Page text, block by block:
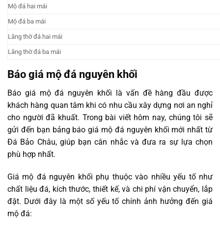
Mộ đá hai mái
Mộ đá ba mái
Lăng thờ đá hai mái
Lăng thờ đá ba mái
Báo giá mộ đá nguyên khối
Báo giá mộ đá nguyên khối là vấn đề hàng đầu được
khách hàng quan tâm khi có nhu cầu xây dựng nơi an nghỉ
cho người đã khuất. Trong bài viết hôm nay, chúng tôi sẽ
gửi đến bạn bảng báo giá mộ đá nguyên khối mới nhất từ
Đá Bảo Châu, giúp bạn cân nhắc và đưa ra sự lựa chọn
phù hợp nhất.
Giá mộ đá nguyên khối phụ thuộc vào nhiều yếu tố như
chất liệu đá, kích thước, thiết kế, và chi phí vận chuyển, lắp
đặt. Dưới đây là một số yếu tố chính ảnh hưởng đến giá
mộ đá: